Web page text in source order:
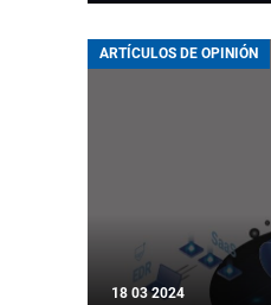
ARTÍCULOS DE OPINIÓN
18 03 2024